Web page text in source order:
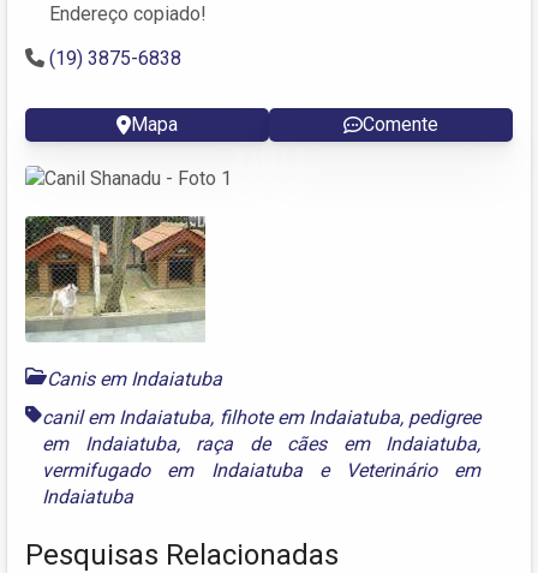
Endereço copiado!
(19) 3875-6838
Mapa Comente
Canis em Indaiatuba
canil em Indaiatuba, filhote em Indaiatuba, pedigree
em Indaiatuba, raça de cães em Indaiatuba,
vermifugado em Indaiatubae
Veterinário em
Indaiatuba
Pesquisas Relacionadas